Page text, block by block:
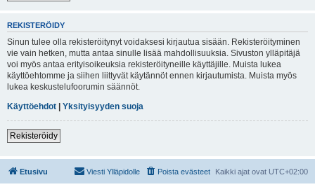
REKISTERÖIDY
Sinun tulee olla rekisteröitynyt voidaksesi kirjautua sisään. Rekisteröityminen
vie vain hetken, mutta antaa sinulle lisää mahdollisuuksia. Sivuston ylläpitäjä
voi myös antaa erityisoikeuksia rekisteröityneille käyttäjille. Muista lukea
käyttöehtomme ja siihen liittyvät käytännöt ennen kirjautumista. Muista myös
lukea keskustelufoorumin säännöt.
Käyttöehdot | Yksityisyyden suoja
Rekisteröidy
Etusivu Kaikki ajat ovat UTC+02:00
Poista evästeet
Viesti Ylläpidolle